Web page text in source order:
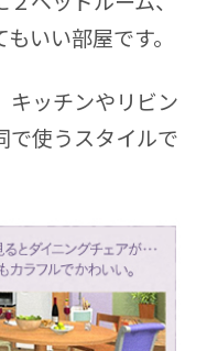
いい部屋です。
キッチンやリビン
で使うスタイルで